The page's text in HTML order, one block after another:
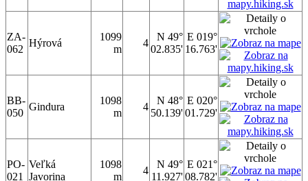
ZA-
062
Hýrová
1099
m
4
N 49°
02.835'
E 019°
16.763'
BB-
050
Gindura
1098
m
4
N 48°
50.139'
E 020°
01.729'
PO-
021
Veľká
Javorina
1098
m
4
N 49°
11.927'
E 021°
08.782'